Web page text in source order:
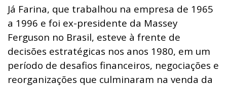
Já Farina, que trabalhou na empresa de 1965
a 1996 e foi ex-presidente da Massey
Ferguson no Brasil, esteve à frente de
decisões estratégicas nos anos 1980, em um
período de desafios financeiros, negociações e
reorganizações que culminaram na venda da